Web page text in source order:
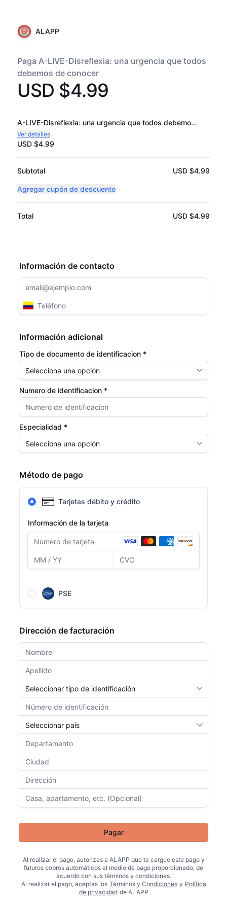
ALAPP
Paga A-LIVE-Disreflexia: una urgencia que todos
debemos de conocer
USD $4.99
A-LIVE-Disreflexia: una urgencia que todos debemos de conocer
Ver detalles
USD $4.99
Subtotal USD $4.99
Agregar cupón de descuento
Total USD $4.99
Información de contacto
Información adicional
Tipo de documento de identificacion *
Numero de identificacion *
Especialidad *
Método de pago
Tarjetas débito y crédito
Información de la tarjeta
PSE
pago.
Dirección de facturación
Pagar
Al realizar el pago, autorizas a ALAPP que te cargue este pago y
futuros cobros automáticos al medio de pago proporcionado, de
acuerdo con sus términos y condiciones.
Al realizar el pago, aceptas los Términos y Condiciones y Política
de privacidad de ALAPP